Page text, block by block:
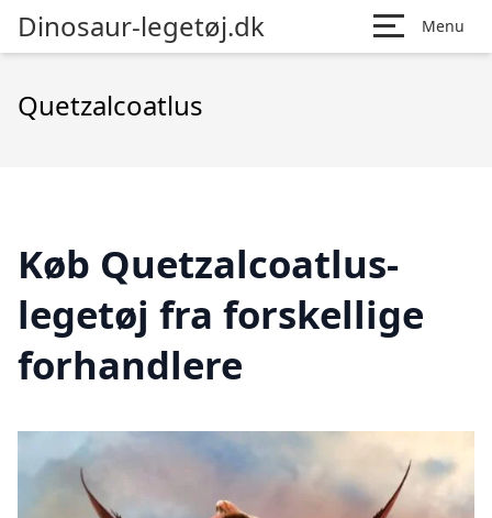
Dinosaur-legetøj.dk Menu
Quetzalcoatlus
Køb Quetzalcoatlus-
legetøj fra forskellige
forhandlere